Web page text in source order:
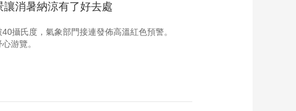
讓消暑納涼有了好去處
攝氏度，氣象部門接連發佈高溫紅色預警。
游覽。